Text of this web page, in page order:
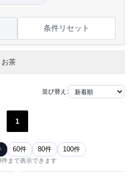
条件リセット
お茶
並び替え:
1
60件 80件 100件
まで表示できます